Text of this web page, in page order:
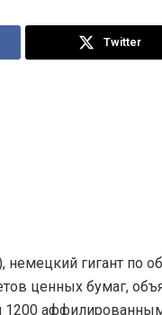
Twitter
немецкий гигант по
ценных бумаг,